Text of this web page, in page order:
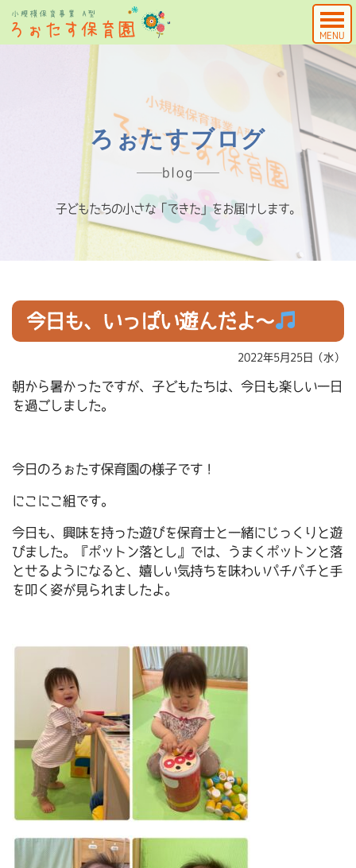
MENU
ろぉたすブログ
blog
子どもたちの小さな「できた」をお届けします。
今日も、いっぱい遊んだよ～
2022年5月25日（水）
朝から暑かったですが、子どもたちは、今日も楽しい一日
を過ごしました。
今日のろぉたす保育園の様子です！
にこにこ組です。
今日も、興味を持った遊びを保育士と一緒にじっくりと遊
びました。『ポットン落とし』では、うまくポットンと落
とせるようになると、嬉しい気持ちを味わいパチパチと手
を叩く姿が見られましたよ。